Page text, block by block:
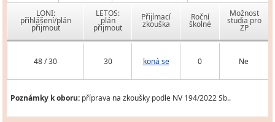
LONI:
přihlášení/plán
přijmout
LETOS:
plán
přijmout
Přijímací
zkouška
Roční
školné
Možnost
studia pro
ZP
48 / 30 30 koná se 0 Ne
Poznámky k oboru: příprava na zkoušky podle NV 194/2022 Sb..